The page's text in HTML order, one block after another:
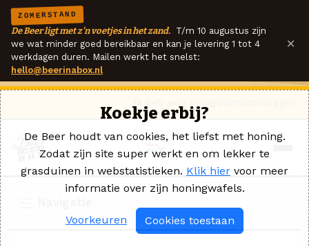
ZOMERSTAND
De Beer ligt met z'n voetjes in het zand. T/m 10 augustus zijn
we wat minder goed bereikbaar en kan je levering 1 tot 4
werkdagen duren. Mailen werkt het snelst:
hello@beerinabox.nl
×
Koekje erbij?
De Beer houdt van cookies, het liefst met honing.
Zodat zijn site super werkt en om lekker te
grasduinen in webstatistieken. Klik hier voor meer
informatie over zijn honingwafels.
Voorkeuren Cookies toestaan